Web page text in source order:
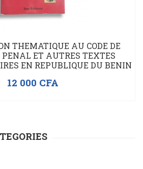
THEMATIQUE AU CODE DE
PENAL ET AUTRES TEXTES
EN REPUBLIQUE DU BENIN
12 000 CFA